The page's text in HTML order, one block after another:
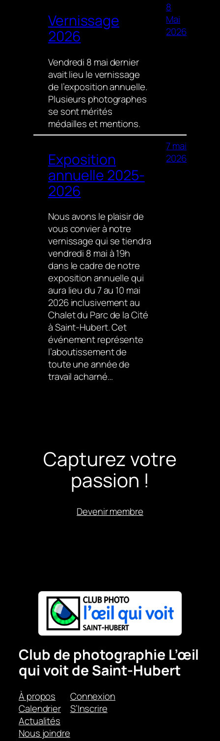
Vernissage
2026
Vendredi 8 mai dernier
avait lieu le vernissage
de l’exposition annuelle.
Plusieurs photographes
se sont mérités
médailles et mentions.
8
Mai
2026
Exposition
annuelle 2025-
2026
Nous avons le plaisir de
vous convier à notre
vernissage qui se tiendra
vendredi 8 mai à 19h
dans le cadre de notre
exposition annuelle qui
aura lieu du 7 au 10 mai
2026 inclusivement au
Chalet du Parc de la Cité
à Saint-Hubert. Cet
événement représente
l’aboutissement de
toute une année de
travail acharné…
7 mai
2026
Capturez votre
passion !
Devenir membre
Club de photographie L’œil
qui voit de Saint-Hubert
À propos
Calendrier
Actualités
Nous joindre
Connexion
S’Inscrire